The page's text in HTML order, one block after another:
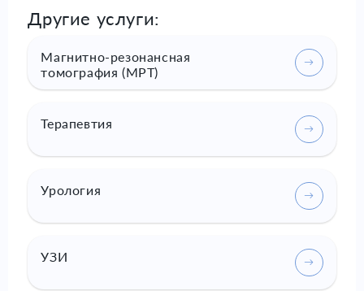
Другие услуги:
Магнитно-резонансная
томография (МРТ)
Терапевтия
Урология
УЗИ